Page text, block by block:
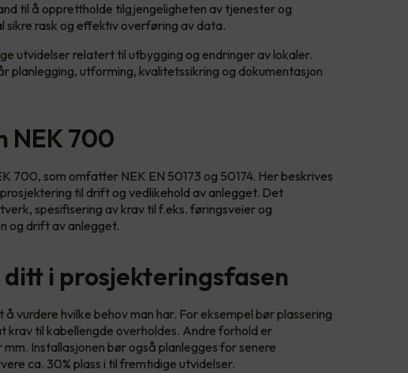
til å opprettholde tilgjengeligheten av tjenester og
sikre rask og effektiv overføring av data.
utvidelser relatert til utbygging og endringer av lokaler.
planlegging, utforming, kvalitetssikring og dokumentasjon
NEK 700
700, som omfatter NEK EN 50173 og 50174. Her beskrives
til drift og vedlikehold av anlegget. Det
spesifisering av krav til f.eks. føringsveier og
og drift av anlegget.
i prosjekteringsfasen
vurdere hvilke behov man har. For eksempel bør plassering
krav til kabellengde overholdes. Andre forhold er
Installasjonen bør også planlegges for senere
ca. 30% plass i til fremtidige utvidelser.